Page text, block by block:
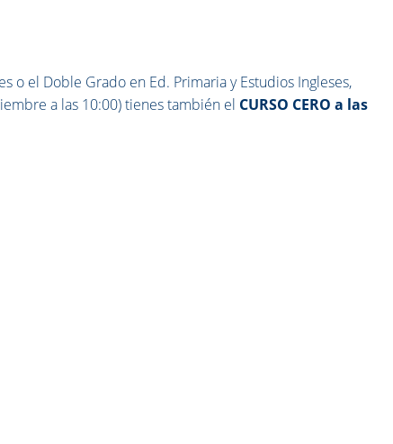
o el Doble Grado en Ed. Primaria y Estudios Ingleses,
a las 10:00) tienes también el CURSO CERO a las